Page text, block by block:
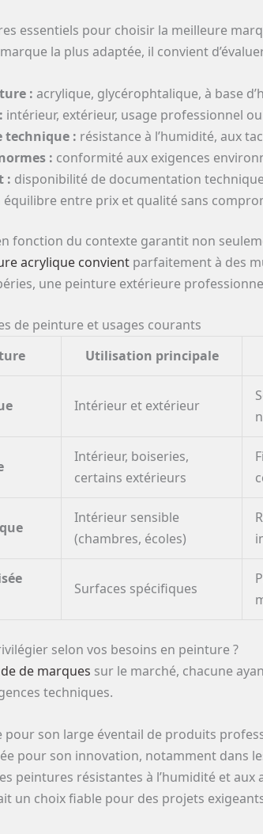
essentiels pour choisir la meilleure
la plus adaptée, il convient
: acrylique, glycérophtalique, à base
intérieur, extérieur, usage professionnel
technique : résistance à l’humidité, aux
: conformité aux exigences
: disponibilité de documentation
équilibre entre prix et qualité sans
fonction du contexte garantit non
acrylique convient parfaitement à des
une peinture extérieure
de peinture et usages courants
Utilisation principale
Intérieur et extérieur
Intérieur, boiseries,
certains extérieurs
Intérieur sensible
(chambres, écoles)
Surfaces spécifiques
selon vos besoins en peinture ?
de marques sur le marché, chacune
techniques.
pour son large éventail de produits
pour son innovation, notamment dans
peintures résistantes à l’humidité et
un choix fiable pour des projets